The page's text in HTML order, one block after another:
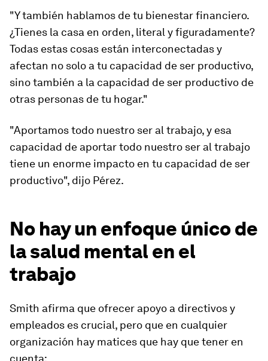
"Y también hablamos de tu bienestar financiero.
¿Tienes la casa en orden, literal y figuradamente?
Todas estas cosas están interconectadas y
afectan no solo a tu capacidad de ser productivo,
sino también a la capacidad de ser productivo de
otras personas de tu hogar."
"Aportamos todo nuestro ser al trabajo, y esa
capacidad de aportar todo nuestro ser al trabajo
tiene un enorme impacto en tu capacidad de ser
productivo", dijo Pérez.
No hay un enfoque único de
la salud mental en el
trabajo
Smith afirma que ofrecer apoyo a directivos y
empleados es crucial, pero que en cualquier
organización hay matices que hay que tener en